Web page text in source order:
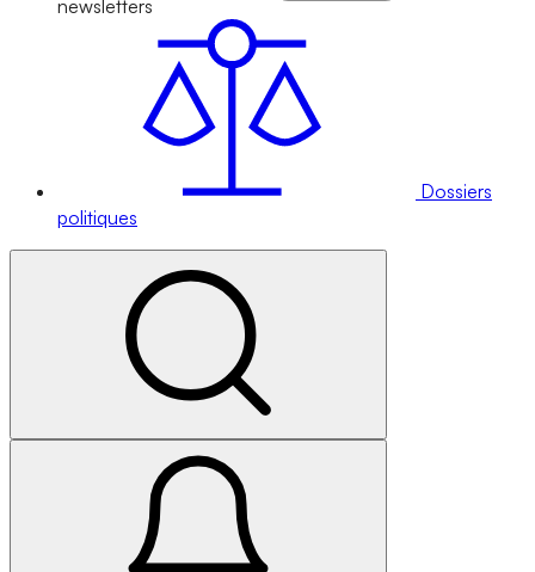
newsletters
Dossiers
politiques